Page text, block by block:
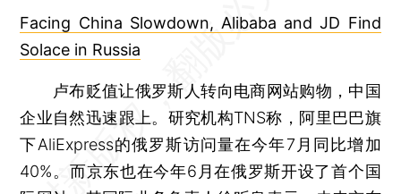
Facing China Slowdown, Alibaba and JD Find
Solace in Russia
卢布贬值让俄罗斯人转向电商网站购物，中国
企业自然迅速跟上。研究机构TNS称，阿里巴巴旗
下AliExpress的俄罗斯访问量在今年7月同比增加
40%。而京东也在今年6月在俄罗斯开设了首个国